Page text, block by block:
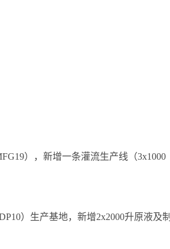
），新增一条灌流生产线（3x1000
）生产基地，新增2x2000升原液及制